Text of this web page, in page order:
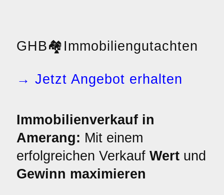
GHB🏘️ Immobiliengutachten
→ Jetzt Angebot erhalten
Immobilienverkauf in
Amerang: Mit einem
erfolgreichen Verkauf Wert und
Gewinn maximieren